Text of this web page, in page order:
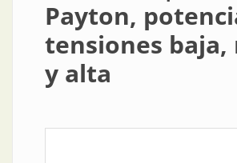
Payton,
tensiones baja,
y alta